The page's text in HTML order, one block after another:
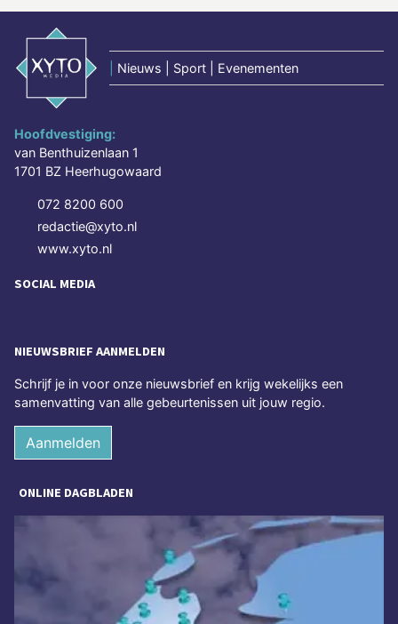
Nieuws | Sport | Evenementen
Hoofdvestiging:
van Benthuizenlaan 1
1701 BZ Heerhugowaard
072 8200 600
redactie@xyto.nl
www.xyto.nl
SOCIAL MEDIA
NIEUWSBRIEF AANMELDEN
Schrijf je in voor onze nieuwsbrief en krijg wekelijks een
samenvatting van alle gebeurtenissen uit jouw regio.
Aanmelden
ONLINE DAGBLADEN